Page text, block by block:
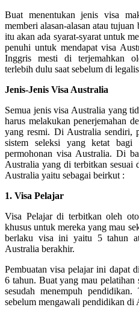
Buat menentukan jenis visa
memberi alasan-alasan atau
itu akan ada syarat-syarat untuk
penuhi untuk mendapat visa
Inggris mesti di terjemahkan
terlebih dulu saat sebelum di
Jenis-Jenis Visa Australia
Semua jenis visa Australia yang
harus melakukan penerjemahan
yang resmi. Di Australia sendiri,
sistem seleksi yang ketat bagi
permohonan visa Australia. Di
Australia yang di terbitkan sesuai
Australia yaitu sebagai beirkut :
1. Visa Pelajar
Visa Pelajar di terbitkan oleh
khusus untuk mereka yang mau
berlaku visa ini yaitu 5 tahun
Australia berakhir.
Pembuatan visa pelajar ini dapat
6 tahun. Buat yang mau pelatihan
sesudah menempuh
sebelum mengawali pendidikan di